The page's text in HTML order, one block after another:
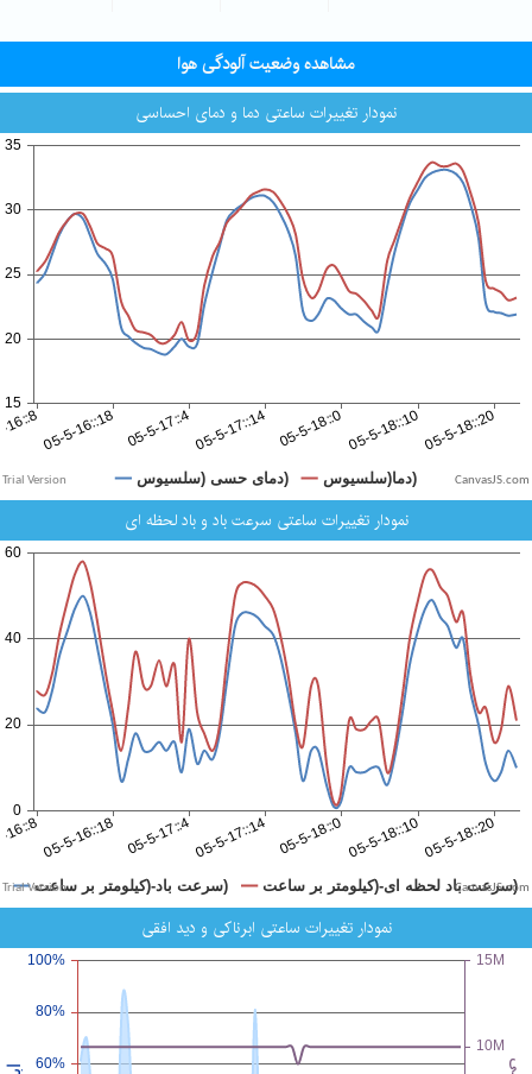
مشاهده وضعیت آلودگی هوا
نمودار تغییرات ساعتی دما و دمای احساسی
CanvasJS.com
نمودار تغییرات ساعتی سرعت باد و باد لحظه ای
CanvasJS.com
نمودار تغییرات ساعتی ابرناکی و دید افقی